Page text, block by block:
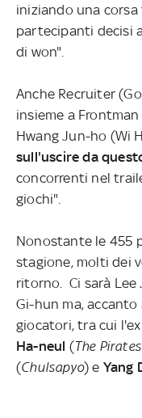
iniziando una
partecipanti decisi
di won".
Anche Recruiter
insieme a
Hwang Jun-ho (Wi
sull'uscire da
concorrenti nel
giochi".
Nonostante le 455
stagione, molti dei
ritorno. Ci sarà Lee
Gi-hun ma,
giocatori, tra cui
Ha-neul (The
(Chulsapyo) e Yang